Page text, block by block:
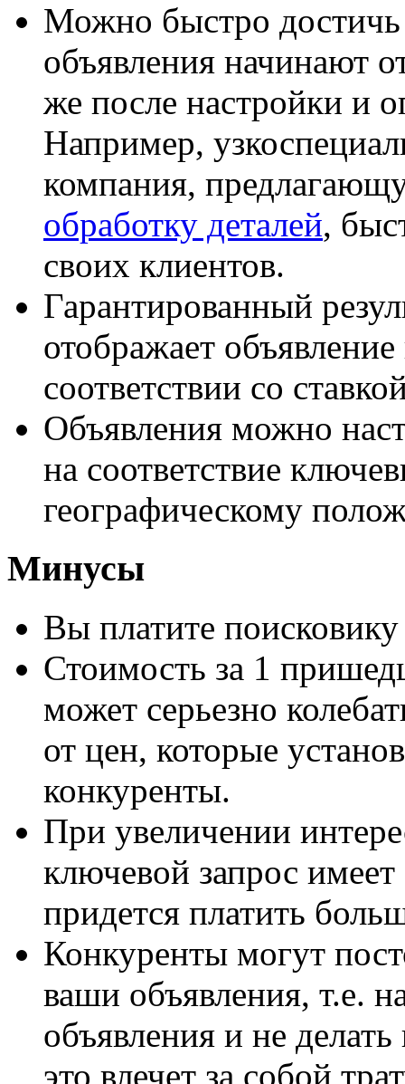
Можно быстро достичь
объявления начинают
же после настройки и
Например,
компания,
обработку деталей,
своих клиентов.
Гарантированный
отображает
соответствии со
Объявления можно
на соответствие
географическому
Минусы
Вы платите поисковику
Стоимость за 1
может серьезно
от цен, которые
конкуренты.
При увеличении
ключевой запрос
придется платить
Конкуренты могут
ваши объявления, т.е.
объявления и не
это влечет за собой